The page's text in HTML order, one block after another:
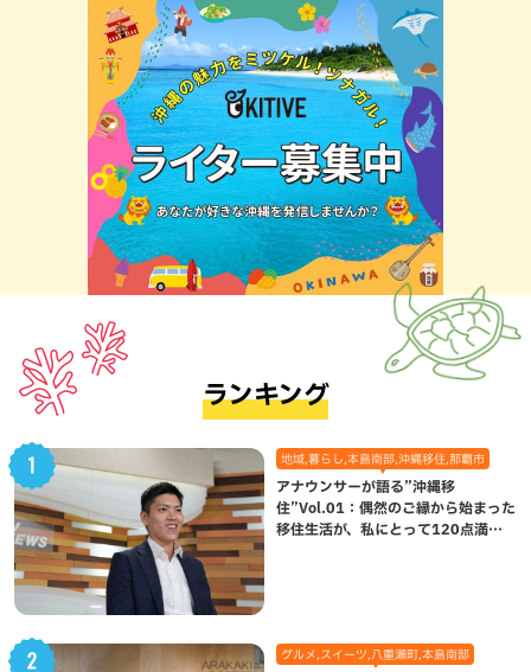
ランキング
地域,暮らし,本島南部,沖縄移住,那覇市
アナウンサーが語る”沖縄移
住”Vol.01：偶然のご縁から始まった
移住生活が、私にとって120点満点
グルメ,スイーツ,八重瀬町,本島南部